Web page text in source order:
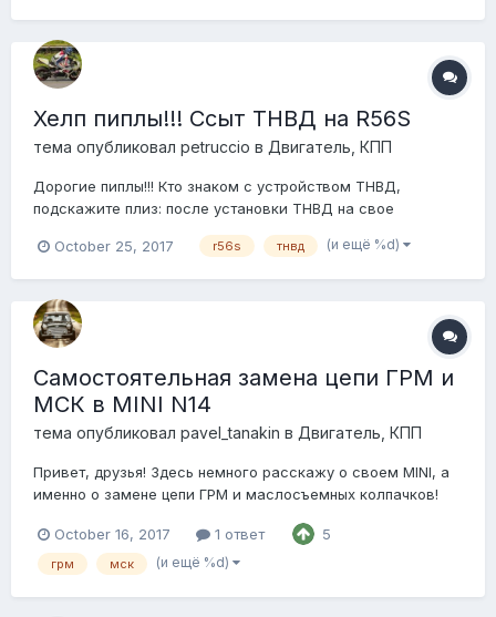
Хелп пиплы!!! Ссыт ТНВД на R56S
тема опубликовал petruccio в Двигатель, КПП
Дорогие пиплы!!! Кто знаком с устройством ТНВД,
подскажите плиз: после установки ТНВД на свое
двигателя, ссыт бензин в месте соединения трубки
быть прокладка(возможно потерял) или герме...
October 25, 2017 r56s тнвд (и ещё %d)
Самостоятельная замена цепи ГРМ и
МСК в MINI N14
тема опубликовал pavel_tanakin в Двигатель, КПП
Привет, друзья! Здесь немного расскажу о своем MINI, а
именно о замене цепи ГРМ и маслосъемных колпачков!
меня клабман, 2008 г.в., двигатель N14. За полтора года
владения я подобрался к отметке на одометре в 80 тыс
October 16, 2017 1 ответ 5
грм мск (и ещё %d)